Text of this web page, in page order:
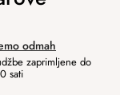
odmah
zaprimljene do
sati